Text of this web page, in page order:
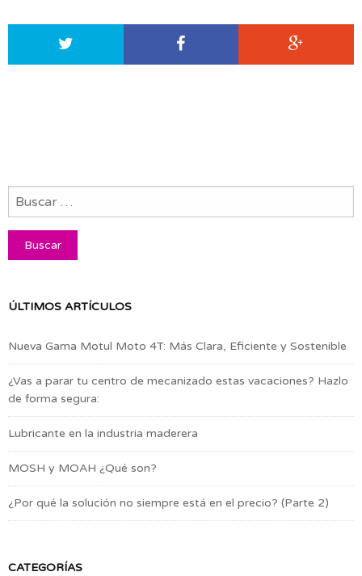
ÚLTIMOS ARTÍCULOS
Nueva Gama Motul Moto 4T: Más Clara, Eficiente y Sostenible
¿Vas a parar tu centro de mecanizado estas vacaciones? Hazlo
de forma segura:
Lubricante en la industria maderera
MOSH y MOAH ¿Qué son?
¿Por qué la solución no siempre está en el precio? (Parte 2)
CATEGORÍAS